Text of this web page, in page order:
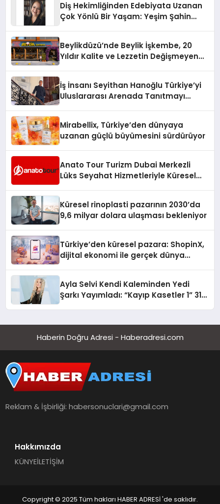
Diş Hekimliğinden Edebiyata Uzanan
Çok Yönlü Bir Yaşam: Yeşim Şahin
Beylikdüzü’nde Beylik İşkembe, 20
Yıldır Kalite ve Lezzetin Değişmeyen
İş İnsanı Seyithan Hanoğlu Türkiye’yi
Uluslararası Arenada Tanıtmayı
Mirabellix, Türkiye’den dünyaya
uzanan güçlü büyümesini sürdürüyor
Anato Tour Turizm Dubai Merkezli
Lüks Seyahat Hizmetleriyle Küresel
Küresel rinoplasti pazarının 2030’da
9,6 milyar dolara ulaşması bekleniyor
Türkiye’den küresel pazara: ShopinX,
dijital ekonomi ile gerçek dünya
Ayla Selvi Kendi Kaleminden Yedi
Şarkı Yayımladı: “Kayıp Kasetler 1” 31
Haberin Doğru Adresi - Haberadresi.com
Reklam & İşbirliği:habersonuclari@gmail.com
Hakkımızda
KÜNYEİLETİŞİM
Copyright © 2025 Tüm hakları HABER ADRESİ 'de saklıdır.